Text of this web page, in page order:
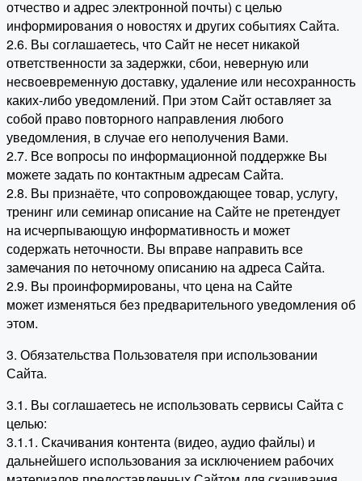
отчество и адрес электронной почты) с целью
информирования о новостях и других событиях Сайта.
2.6. Вы соглашаетесь, что Сайт не несет никакой
ответственности за задержки, сбои, неверную или
несвоевременную доставку, удаление или несохранность
каких-либо уведомлений. При этом Сайт оставляет за
собой право повторного направления любого
уведомления, в случае его неполучения Вами.
2.7. Все вопросы по информационной поддержке Вы
можете задать по контактным адресам Сайта.
2.8. Вы признаёте, что сопровождающее товар, услугу,
тренинг или семинар описание на Сайте не претендует
на исчерпывающую информативность и может
содержать неточности. Вы вправе направить все
замечания по неточному описанию на адреса Сайта.
2.9. Вы проинформированы, что цена на Сайте
может изменяться без предварительного уведомления об
этом.
3. Обязательства Пользователя при использовании
Сайта.
3.1. Вы соглашаетесь не использовать сервисы Сайта с
целью:
3.1.1. Скачивания контента (видео, аудио файлы) и
дальнейшего использования за исключением рабочих